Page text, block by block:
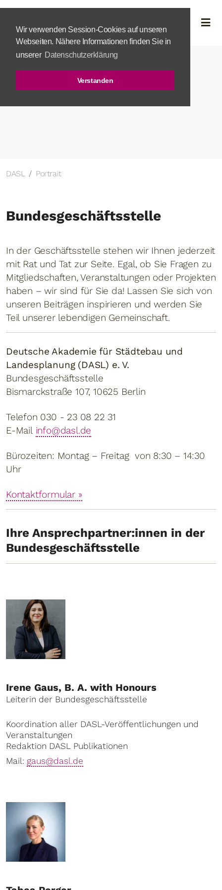
Wir verwenden Session-Cookies auf unseren
Webseiten. Nähere Informationen finden Sie in
unserer Datenschutzerklärung
Verstanden
DASL Portrait
Bundesgeschäftsstelle
In der Geschäftsstelle stehen wir Ihnen jederzeit
mit Rat und Tat zur Seite. Egal, ob Sie Fragen zu
Mitgliedschaften, Veranstaltungen oder Projekten
haben – wir sind für Sie da! Lassen Sie sich von
unseren Beiträgen inspirieren und werden Sie
Teil unserer lebendigen Gemeinschaft.
Deutsche Akademie für Städtebau und
Landesplanung (DASL) e. V.
Bundesgeschäftsstelle
Bismarckstraße 107, 10625 Berlin
Telefon 030 - 23 08 22 31
E-Mail info@dasl.de
Bürozeiten: Montag – Freitag von 8:30 – 14:30
Uhr
Kontaktformular »
Ihre Ansprechpartner:innen in der
Bundesgeschäftsstelle
Irene Gaus, B. A. with Honours
Leiterin der Bundesgeschäftsstelle
Koordination aller DASL-Veröffentlichungen und
Veranstaltungen
Redaktion DASL Publikationen
Mail: gaus@dasl.de